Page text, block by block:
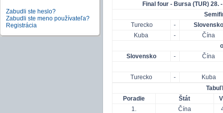
Zabudli ste heslo?
Zabudli ste meno používateľa?
Registrácia
Final four - Bursa (TUR) 28.
Turecko
-
Kuba
-
Čína
Slovensko
- Čína
Turecko -
Kuba
Poradie
Štát
1.
Čína